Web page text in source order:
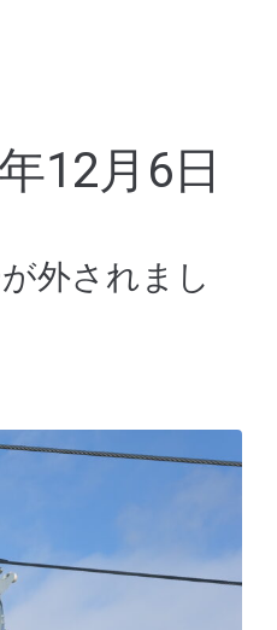
12月6日
外されまし